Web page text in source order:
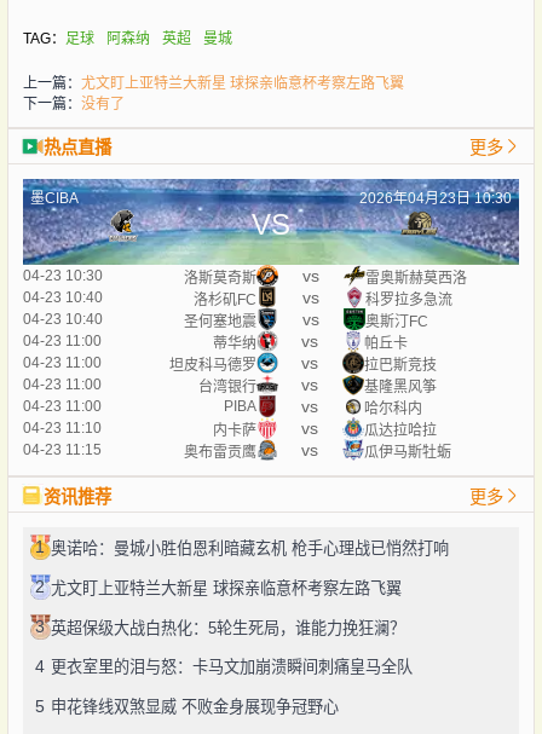
TAG： 足球 阿森纳 英超 曼城
上一篇： 尤文盯上亚特兰大新星 球探亲临意杯考察左路飞翼
下一篇： 没有了
热点直播 更多
墨CIBA 2026年04月23日 10:30
VS
04-23 10:30 洛斯莫奇斯 vs
雷奥斯赫莫西洛
04-23 10:40
洛杉矶FC vs
科罗拉多急流
04-23 10:40
圣何塞地震 vs
奥斯汀FC
04-23 11:00
蒂华纳 vs
帕丘卡
04-23 11:00
坦皮科马德罗 vs
拉巴斯竞技
04-23 11:00
台湾银行 vs
基隆黑风筝
04-23 11:00
PIBA vs
哈尔科内
04-23 11:10
内卡萨 vs
瓜达拉哈拉
04-23 11:15
奥布雷贡鹰 vs 瓜伊马斯牡蛎
资讯推荐 更多
1 奥诺哈：曼城小胜伯恩利暗藏玄机 枪手心理战已悄然打响
2 尤文盯上亚特兰大新星 球探亲临意杯考察左路飞翼
3 英超保级大战白热化：5轮生死局，谁能力挽狂澜？
4 更衣室里的泪与怒：卡马文加崩溃瞬间刺痛皇马全队
5 申花锋线双煞显威 不败金身展现争冠野心